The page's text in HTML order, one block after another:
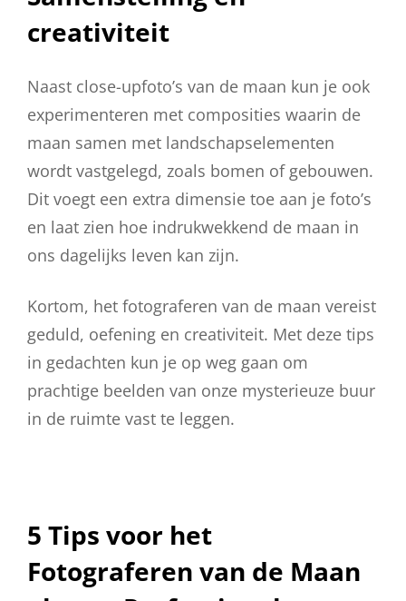
creativiteit
Naast close-upfoto’s van de maan kun je ook
experimenteren met composities waarin de
maan samen met landschapselementen
wordt vastgelegd, zoals bomen of gebouwen.
Dit voegt een extra dimensie toe aan je foto’s
en laat zien hoe indrukwekkend de maan in
ons dagelijks leven kan zijn.
Kortom, het fotograferen van de maan vereist
geduld, oefening en creativiteit. Met deze tips
in gedachten kun je op weg gaan om
prachtige beelden van onze mysterieuze buur
in de ruimte vast te leggen.
5 Tips voor het
Fotograferen van de Maan